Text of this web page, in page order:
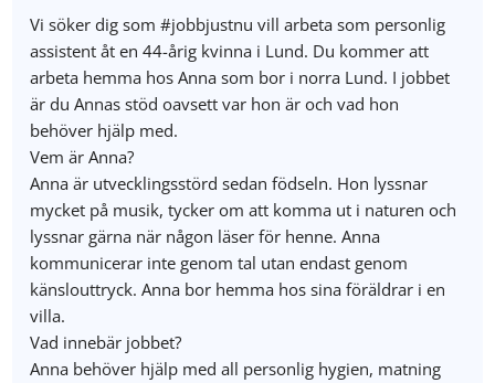
Vi söker dig som #jobbjustnu vill arbeta som personlig
assistent åt en 44-årig kvinna i Lund. Du kommer att
arbeta hemma hos Anna som bor i norra Lund. I jobbet
är du Annas stöd oavsett var hon är och vad hon
behöver hjälp med.
Vem är Anna?
Anna är utvecklingsstörd sedan födseln. Hon lyssnar
mycket på musik, tycker om att komma ut i naturen och
lyssnar gärna när någon läser för henne. Anna
kommunicerar inte genom tal utan endast genom
känslouttryck. Anna bor hemma hos sina föräldrar i en
villa.
Vad innebär jobbet?
Anna behöver hjälp med all personlig hygien, matning